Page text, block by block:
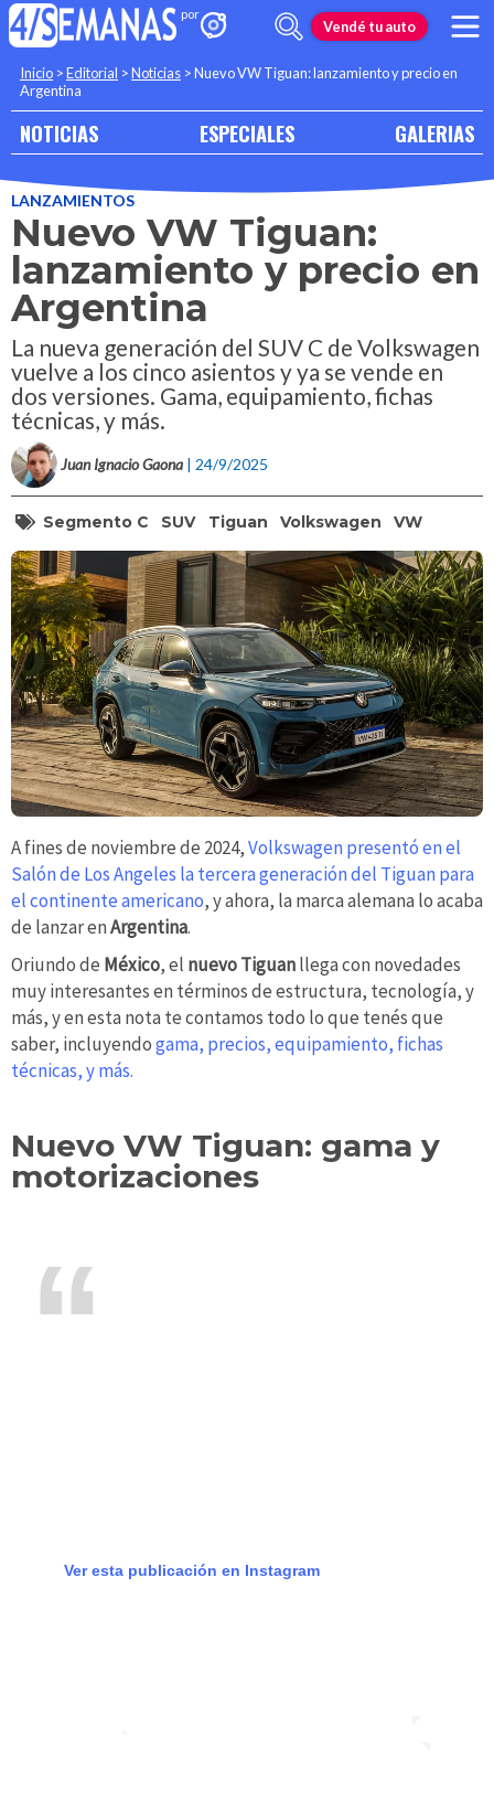
Vendé tu auto
Inicio >Editorial >Noticias >Nuevo VW Tiguan: lanzamiento y precio en
Argentina
NOTICIAS ESPECIALES GALERIAS
LANZAMIENTOS
Nuevo VW Tiguan:
lanzamiento y precio en
Argentina
La nueva generación del SUV C de Volkswagen
vuelve a los cinco asientos y ya se vende en
dos versiones. Gama, equipamiento, fichas
técnicas, y más.
Juan Ignacio Gaona | 24/9/2025
Segmento C SUV Tiguan Volkswagen VW
A fines de noviembre de 2024,Volkswagen presentó en el
Salón de Los Angeles la tercera generación del Tiguan para
el continente americano, y ahora, la marca alemana lo acaba
de lanzar enArgentina.
Oriundo de México, el nuevo Tiguanllega con novedades
muy interesantes en términos de estructura, tecnología, y
más, y en esta nota te contamos todo lo que tenés que
saber, incluyendogama, precios, equipamiento, fichas
técnicas, y más.
Nuevo VW Tiguan: gama y
motorizaciones
Ver esta publicación en Instagram